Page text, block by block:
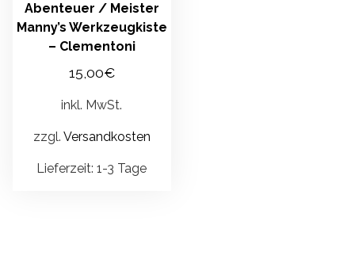
Abenteuer / Meister
Manny’s Werkzeugkiste
– Clementoni
15,00€
inkl. MwSt.
zzgl. Versandkosten
Lieferzeit:1-3 Tage